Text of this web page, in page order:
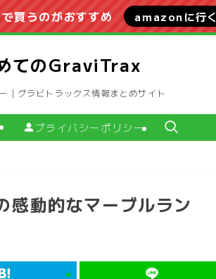
うのがおすすめ amazonに行く
てのGraviTrax
｜グラビトラックス情報まとめサイト
プライバシーポリシー
動的なマーブルラン